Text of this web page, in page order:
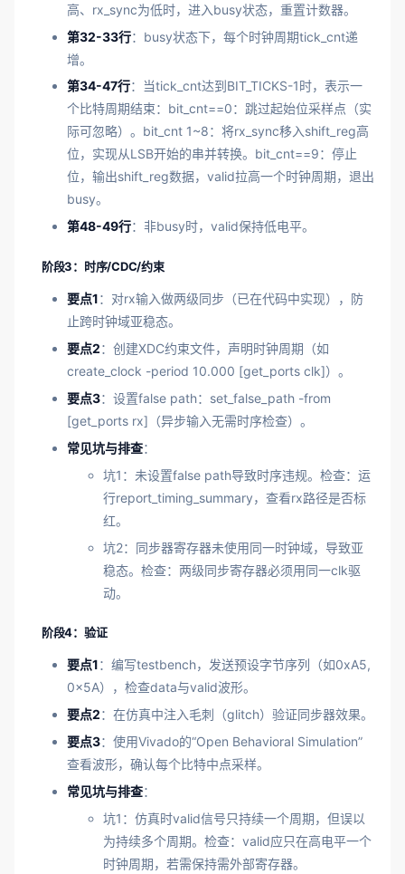
高、rx_sync为低时，进入busy状态，重置计数器。
第32-33行：busy状态下，每个时钟周期tick_cnt递
增。
第34-47行：当tick_cnt达到BIT_TICKS-1时，表示一
个比特周期结束：bit_cnt==0：跳过起始位采样点（实
际可忽略）。bit_cnt 1~8：将rx_sync移入shift_reg高
位，实现从LSB开始的串并转换。bit_cnt==9：停止
位，输出shift_reg数据，valid拉高一个时钟周期，退出
busy。
第48-49行：非busy时，valid保持低电平。
阶段3：时序/CDC/约束
要点1：对rx输入做两级同步（已在代码中实现），防
止跨时钟域亚稳态。
要点2：创建XDC约束文件，声明时钟周期（如
create_clock -period 10.000 [get_ports clk]）。
要点3：设置false path：set_false_path -from
[get_ports rx]（异步输入无需时序检查）。
常见坑与排查：
坑1：未设置false path导致时序违规。检查：运
行report_timing_summary，查看rx路径是否标
红。
坑2：同步器寄存器未使用同一时钟域，导致亚
稳态。检查：两级同步寄存器必须用同一clk驱
动。
阶段4：验证
要点1：编写testbench，发送预设字节序列（如0xA5,
0x5A），检查data与valid波形。
要点2：在仿真中注入毛刺（glitch）验证同步器效果。
要点3：使用Vivado的“Open Behavioral Simulation”
查看波形，确认每个比特中点采样。
常见坑与排查：
坑1：仿真时valid信号只持续一个周期，但误以
为持续多个周期。检查：valid应只在高电平一个
时钟周期，若需保持需外部寄存器。